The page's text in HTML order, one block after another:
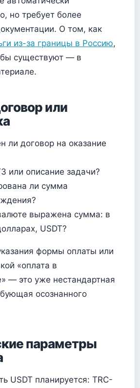
но требует более
О том, как
из-за границы в Россию,
существуют — в
или
ли договор на оказание
или описание задачи?
ли сумма
выражена сумма: в
USDT?
формы оплаты или
«оплата в
— это уже нестандартная
осознанного
параметры
USDT планируется: TRC-